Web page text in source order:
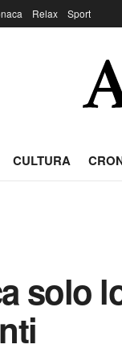
Relax Sport
CULTURA
solo